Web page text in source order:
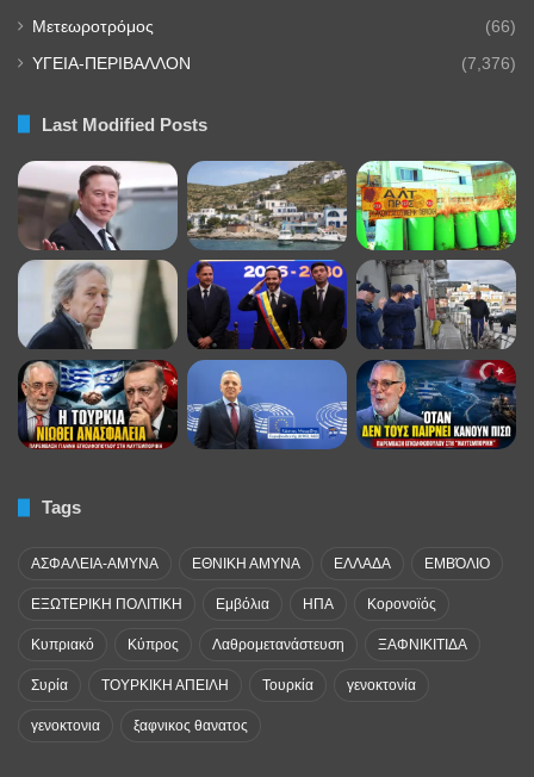
Μετεωροτρόμος (66)
ΥΓΕΙΑ-ΠΕΡΙΒΑΛΛΟΝ (7,376)
Last Modified Posts
Tags
ΑΣΦΑΛΕΙΑ-ΑΜΥΝΑ ΕΘΝΙΚΗ ΑΜΥΝΑ ΕΛΛΑΔΑ ΕΜΒΌΛΙΟ
ΕΞΩΤΕΡΙΚΗ ΠΟΛΙΤΙΚΗ Εμβόλια ΗΠΑ Κορονοϊός
Κυπριακό Κύπρος Λαθρομετανάστευση ΞΑΦΝΙΚΙΤΙΔΑ
Συρία ΤΟΥΡΚΙΚΗ ΑΠΕΙΛΗ Τουρκία γενοκτονία
γενοκτονια ξαφνικος θανατος